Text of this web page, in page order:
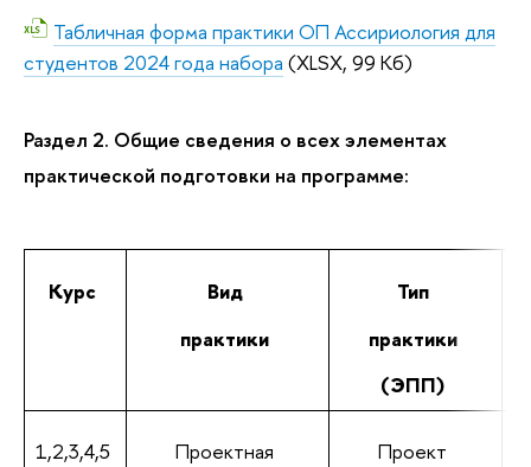
Табличная форма практики ОП Ассириология для
студентов 2024 года набора (XLSX, 99 Кб)
Раздел 2. Общие сведения о всех элементах
практической подготовки на программе:
Курс
Вид
практики
Тип
практики
(ЭПП)
1,2,3,4,5 Проектная Проект